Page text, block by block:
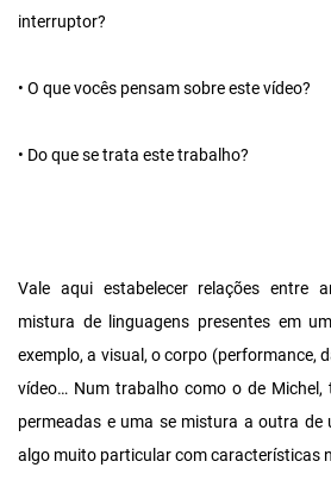
interruptor?
• O que vocês pensam sobre este vídeo?
• Do que se trata este trabalho?
Vale aqui estabelecer relações entre
mistura de linguagens presentes em
exemplo, a visual, o corpo (performance,
vídeo… Num trabalho como o de
permeadas e uma se mistura a outra
algo muito particular com características